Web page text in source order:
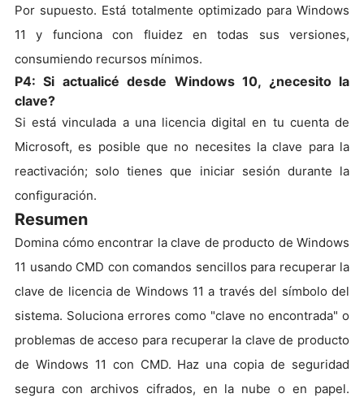
Por supuesto. Está totalmente optimizado para Windows
11 y funciona con fluidez en todas sus versiones,
consumiendo recursos mínimos.
P4: Si actualicé desde Windows 10, ¿necesito la
clave?
Si está vinculada a una licencia digital en tu cuenta de
Microsoft, es posible que no necesites la clave para la
reactivación; solo tienes que iniciar sesión durante la
configuración.
Resumen
Domina cómo encontrar la clave de producto de Windows
11 usando CMD con comandos sencillos para recuperar la
clave de licencia de Windows 11 a través del símbolo del
sistema. Soluciona errores como "clave no encontrada" o
problemas de acceso para recuperar la clave de producto
de Windows 11 con CMD. Haz una copia de seguridad
segura con archivos cifrados, en la nube o en papel.